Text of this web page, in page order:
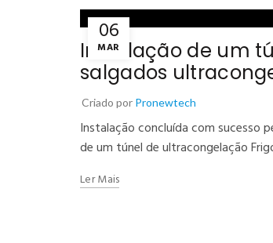
06
MAR
Instalação de um
salgados
Criado por Pronewtech
Instalação concluída com sucesso
de um túnel de ultracongelação
Ler Mais